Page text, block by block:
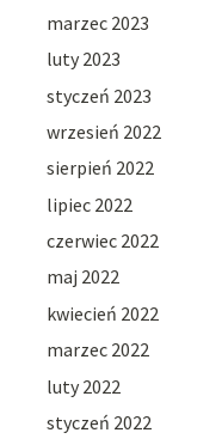
marzec 2023
luty 2023
styczeń 2023
wrzesień 2022
sierpień 2022
lipiec 2022
czerwiec 2022
maj 2022
kwiecień 2022
marzec 2022
luty 2022
styczeń 2022